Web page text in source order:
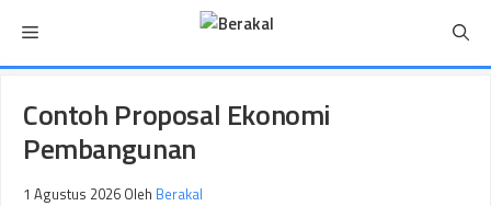
isi
Menu
Contoh Proposal Ekonomi
Pembangunan
1 Agustus 2026 Oleh Berakal